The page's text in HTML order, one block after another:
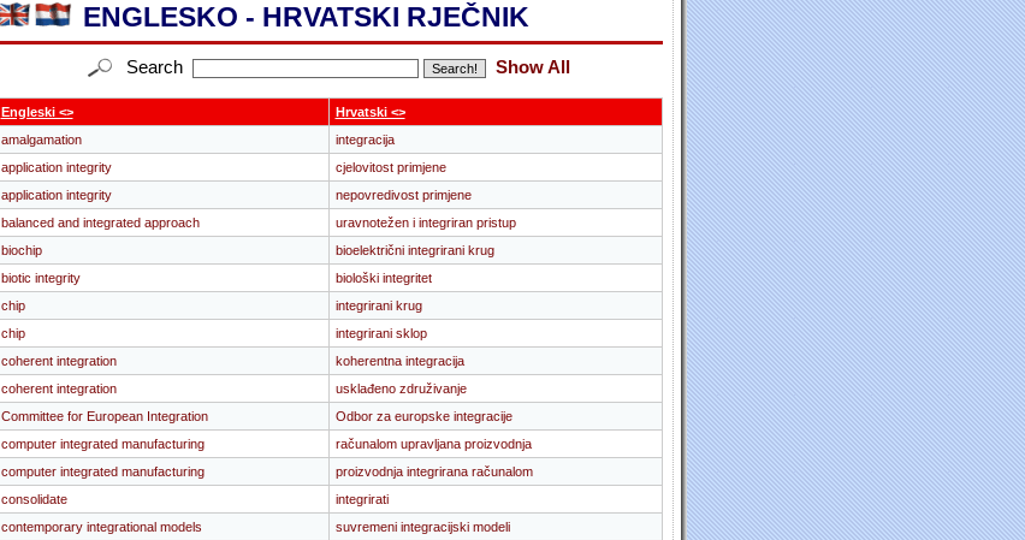
ENGLESKO - HRVATSKI RJEČNIK
Search Show All
Engleski <>
Hrvatski <>
amalgamation
integracija
application integrity
cjelovitost primjene
application integrity
nepovredivost primjene
balanced and integrated approach
uravnotežen i integriran pristup
biochip
bioelektrični integrirani krug
biotic integrity
biološki integritet
chip
integrirani krug
chip
integrirani sklop
coherent integration
koherentna integracija
coherent integration
usklađeno združivanje
Committee for European Integration
Odbor za europske integracije
computer integrated manufacturing
računalom upravljana proizvodnja
computer integrated manufacturing
proizvodnja integrirana računalom
consolidate
integrirati
contemporary integrational models
suvremeni integracijski modeli